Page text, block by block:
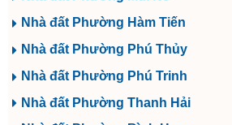
Nhà đất Phường Hàm Tiến
Nhà đất Phường Phú Thủy
Nhà đất Phường Phú Trinh
Nhà đất Phường Thanh Hải